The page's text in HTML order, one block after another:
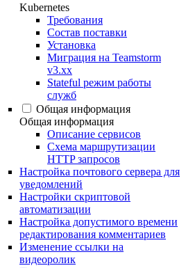
Kubernetes
Требования
Состав поставки
Установка
Миграция на Teamstorm
v3.xx
Stateful режим работы
служб
Общая информация
Общая информация
Описание сервисов
Схема маршрутизации
HTTP запросов
Настройка почтового сервера для
уведомлений
Настройки скриптовой
автоматизации
Настройка допустимого времени
редактирования комментариев
Изменение ссылки на
видеоролик